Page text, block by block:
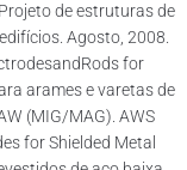
de estruturas de
Agosto, 2008.
for
arames e varetas de
(MIG/MAG). AWS
for Shielded Metal